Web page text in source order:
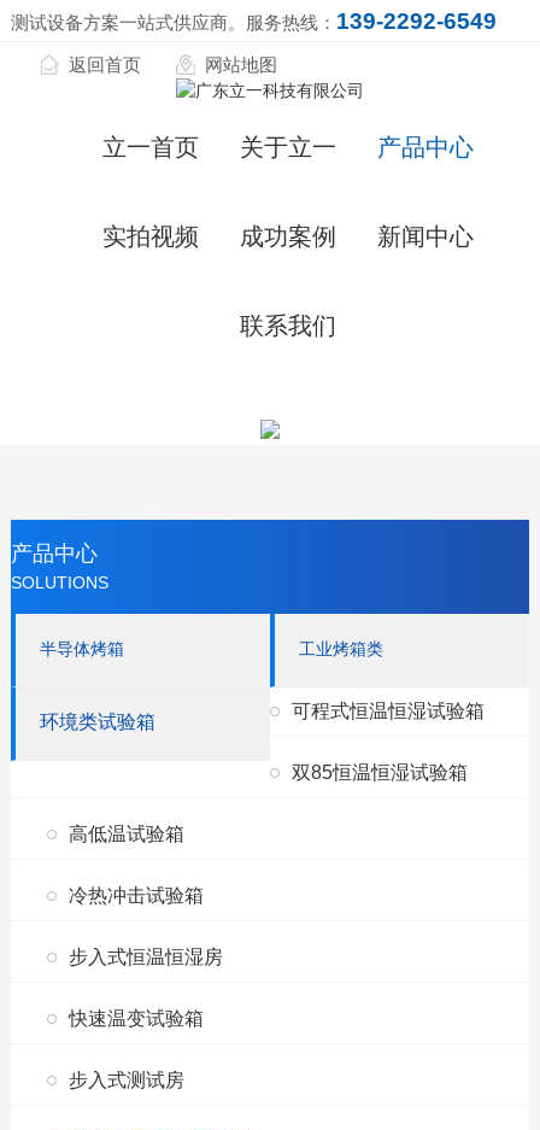
测试设备方案一站式供应商。服务热线： 139-2292-6549
返回首页 网站地图
立一首页 关于立一 产品中心
实拍视频 成功案例 新闻中心
联系我们
产品中心
SOLUTIONS
半导体烤箱 工业烤箱类
环境类试验箱
可程式恒温恒湿试验箱
双85恒温恒湿试验箱
高低温试验箱
冷热冲击试验箱
步入式恒温恒湿房
快速温变试验箱
步入式测试房